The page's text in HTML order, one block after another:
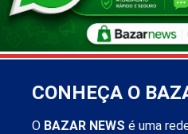
CONHEÇA O
O BAZAR NEWS é uma